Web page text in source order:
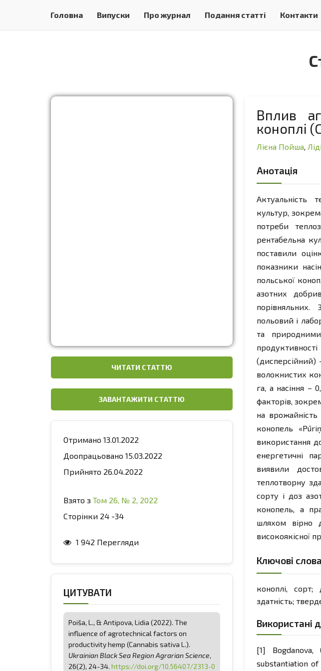
Головна Випуски Про журнал Подання статті Контакти
ЧИТАТИ СТАТТЮ
ЗАВАНТАЖИТИ СТАТТЮ
Отримано 13.01.2022
Доопрацьовано 15.03.2022
Прийнято 26.04.2022
Взято з Том 26, № 2, 2022
Сторінки 24 -34
1 942 Перегляди
ЦИТУВАТИ
Poiša, L., & Antipova, Lidia (2022). The
influence of agrotechnical factors on
productivity hemp (Cannabis sativa L.).
Ukrainian Black Sea Region Agrarian Science,
26(2), 24-34. https://doi.org/10.56407/2313-0
Вплив
коноплі
Лієна Пойша,
Анотація
Актуальність
культур,
потреби
рентабельна
поставили
показники
польської
азотних
порівняльних.
польовий і
та
(дисперсійний)
волокнистих
га, а насіння –
факторів,
на
конопель
використання
енергетичні
виявили
теплотворну
сорту і доз
конопель, а
шляхом вірно
високоякісної
Ключові
коноплі, сорт;
здатність;
Використані
[1] Bogdanova,
substantiation